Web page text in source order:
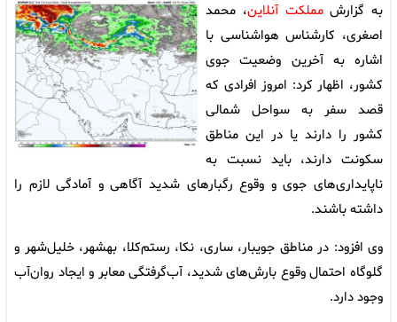
به گزارشمملکت آنلاین، محمد
اصغری، کارشناس هواشناسی با
اشاره به آخرین وضعیت جوی
کشور، اظهار کرد: امروز افرادی که
قصد سفر به سواحل شمالی
کشور را دارند یا در این مناطق
سکونت دارند، باید نسبت به
ناپایداری‌های جوی و وقوع رگبارهای شدید آگاهی و آمادگی لازم را
داشته باشند.
وی افزود: در مناطق جویبار، ساری، نکا، رستم‌کلا، بهشهر، خلیل‌شهر و
گلوگاه احتمال وقوع بارش‌های شدید، آب‌گرفتگی معابر و ایجاد روان‌آب
وجود دارد.